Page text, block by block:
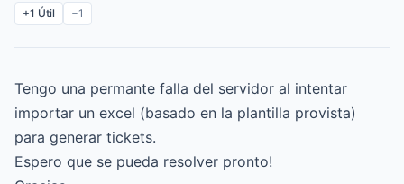
+1 Útil −1
Tengo una permante falla del servidor al intentar
importar un excel (basado en la plantilla provista)
para generar tickets.
Espero que se pueda resolver pronto!